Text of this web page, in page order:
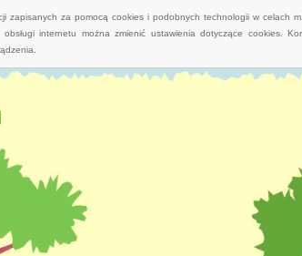
zapisanych za pomocą cookies i podobnych technologii w celach
internetu można zmienić ustawienia dotyczące cookies.